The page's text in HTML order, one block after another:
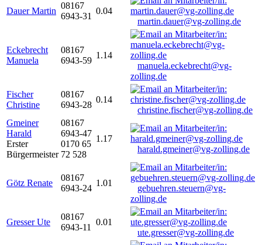
Dauer Martin
08167
6943-31
0.04
martin.dauer@vg-zolling.de
Eckebrecht
Manuela
08167
6943-59
1.14
manuela.eckebrecht@vg-
zolling.de
Fischer
Christine
08167
6943-28
0.14
christine.fischer@vg-zolling.de
Gmeiner
Harald
Erster
Bürgermeister
08167
6943-47
0170 65
72 528
1.17
harald.gmeiner@vg-zolling.de
Götz Renate
08167
6943-24
1.01
gebuehren.steuern@vg-
zolling.de
Gresser Ute
08167
6943-11
0.01
ute.gresser@vg-zolling.de